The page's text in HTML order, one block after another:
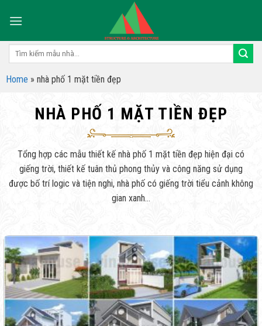
Tìm
Home » nhà phố 1 mặt tiền đẹp
NHÀ PHỐ 1 MẶT TIỀN ĐẸP
Tổng hợp các mẫu thiết kế nhà phố 1 mặt tiền đẹp hiện đại có
giếng trời, thiết kế tuân thủ phong thủy và công năng sử dụng
được bố trí logic và tiện nghi, nhà phố có giếng trời tiểu cảnh không
gian xanh…